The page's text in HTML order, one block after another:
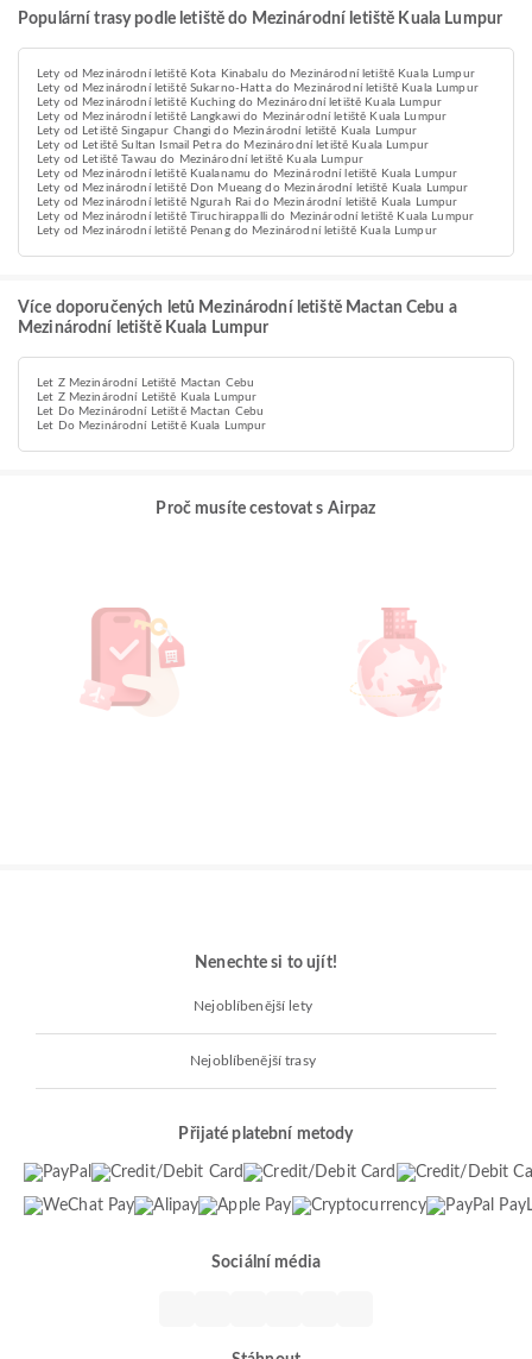
Populární trasy podle letiště do Mezinárodní letiště Kuala Lumpur
Lety od Mezinárodní letiště Kota Kinabalu do Mezinárodní letiště Kuala Lumpur
Lety od Mezinárodní letiště Sukarno-Hatta do Mezinárodní letiště Kuala Lumpur
Lety od Mezinárodní letiště Kuching do Mezinárodní letiště Kuala Lumpur
Lety od Mezinárodní letiště Langkawi do Mezinárodní letiště Kuala Lumpur
Lety od Letiště Singapur Changi do Mezinárodní letiště Kuala Lumpur
Lety od Letiště Sultan Ismail Petra do Mezinárodní letiště Kuala Lumpur
Lety od Letiště Tawau do Mezinárodní letiště Kuala Lumpur
Lety od Mezinárodní letiště Kualanamu do Mezinárodní letiště Kuala Lumpur
Lety od Mezinárodní letiště Don Mueang do Mezinárodní letiště Kuala Lumpur
Lety od Mezinárodní letiště Ngurah Rai do Mezinárodní letiště Kuala Lumpur
Lety od Mezinárodní letiště Tiruchirappalli do Mezinárodní letiště Kuala Lumpur
Lety od Mezinárodní letiště Penang do Mezinárodní letiště Kuala Lumpur
Více doporučených letů Mezinárodní letiště Mactan Cebu a
Mezinárodní letiště Kuala Lumpur
Let Z Mezinárodní Letiště Mactan Cebu
Let Z Mezinárodní Letiště Kuala Lumpur
Let Do Mezinárodní Letiště Mactan Cebu
Let Do Mezinárodní Letiště Kuala Lumpur
Proč musíte cestovat s Airpaz
Nenechte si to ujít!
Nejoblíbenější lety
Nejoblíbenější trasy
Přijaté platební metody
Sociální média